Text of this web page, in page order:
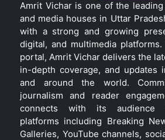
Amrit Vichar is one of the
and media houses in Uttar
with a strong and growing
digital, and multimedia
portal, Amrit Vichar delivers the
in-depth coverage, and updates
and around the world.
journalism and reader
connects with its audience
platforms including Breaking
Galleries, YouTube channels,